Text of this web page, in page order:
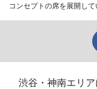
コンセプトの席を展開して
渋谷・神南エリア